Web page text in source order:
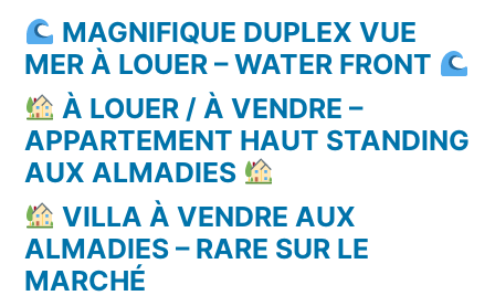
MAGNIFIQUE DUPLEX VUE
MER À LOUER – WATER FRONT
À LOUER / À VENDRE –
APPARTEMENT HAUT STANDING
AUX ALMADIES
VILLA À VENDRE AUX
ALMADIES – RARE SUR LE
MARCHÉ